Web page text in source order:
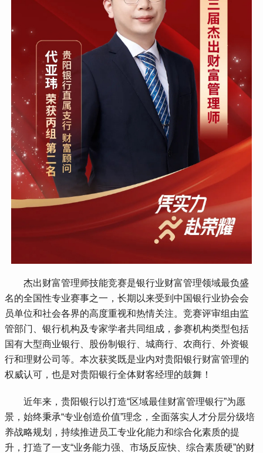
杰出财富管理师技能竞赛是银行业财富管理领域最负盛
名的全国性专业赛事之一，长期以来受到中国银行业协会会
员单位和社会各界的高度重视和热情关注。竞赛评审组由监
管部门、银行机构及专家学者共同组成，参赛机构类型包括
国有大型商业银行、股份制银行、城商行、农商行、外资银
行和理财公司等。本次获奖既是业内对贵阳银行财富管理的
权威认可，也是对贵阳银行全体财客经理的鼓舞！
近年来，贵阳银行以打造“区域最佳财富管理银行”为愿
景，始终秉承“专业创造价值”理念，全面落实人才分层分级培
养战略规划，持续推进员工专业化能力和综合化素质的提
升，打造了一支“业务能力强、市场反应快、综合素质硬”的财